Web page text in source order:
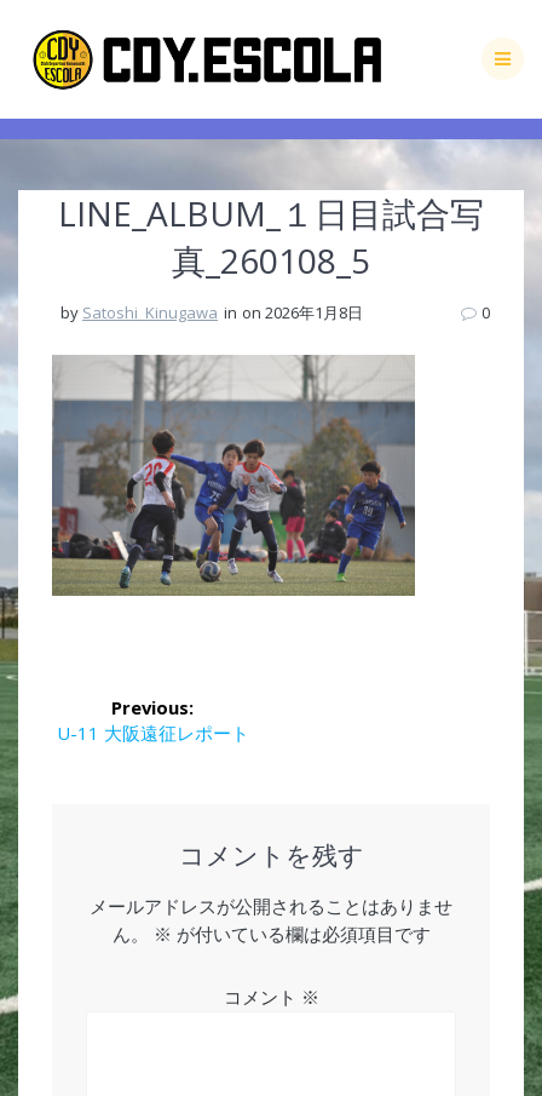
to
content
LINE_ALBUM_１日目試合写
真_260108_5
by Satoshi_Kinugawa in on 2026年1月8日 0
投
稿
ナ
ビ
ゲ
ー
シ
ョ
ン
Previous:
Previous
U-11 大阪遠征レポート
コメントを残す
メールアドレスが公開されることはありませ
ん。
※ が付いている欄は必須項目です
コメント ※